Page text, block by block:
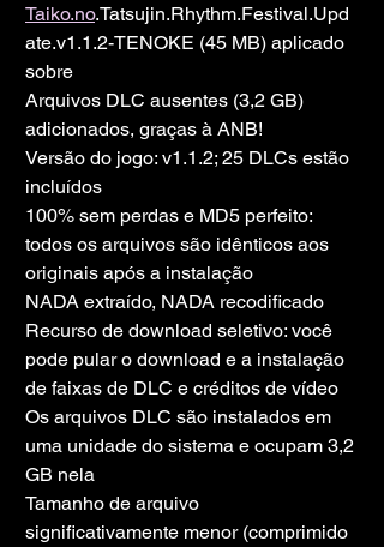
Taiko.no.Tatsujin.Rhythm.Festival.Upd
ate.v1.1.2-TENOKE (45 MB) aplicado
sobre
Arquivos DLC ausentes (3,2 GB)
adicionados, graças à ANB!
Versão do jogo: v1.1.2; 25 DLCs estão
incluídos
100% sem perdas e MD5 perfeito:
todos os arquivos são idênticos aos
originais após a instalação
NADA extraído, NADA recodificado
Recurso de download seletivo: você
pode pular o download e a instalação
de faixas de DLC e créditos de vídeo
Os arquivos DLC são instalados em
uma unidade do sistema e ocupam 3,2
GB nela
Tamanho de arquivo
significativamente menor (comprimido